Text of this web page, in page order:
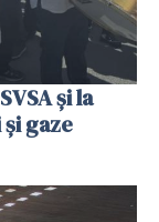
și la
gaze